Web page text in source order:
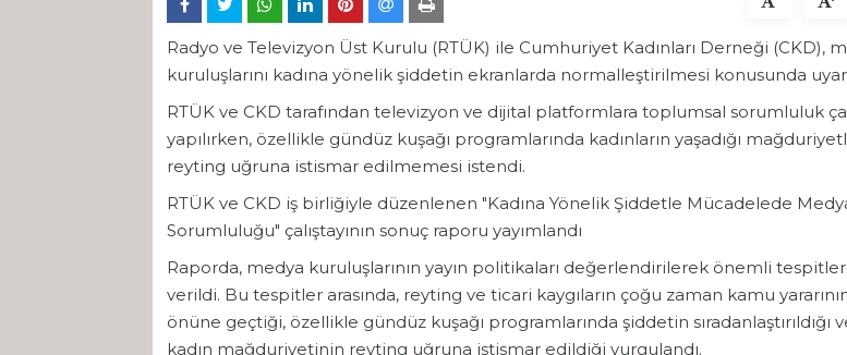
Radyo ve Televizyon Üst Kurulu (RTÜK) ile Cumhuriyet Kadınları Derneği (CKD),
kuruluşlarını kadına yönelik şiddetin ekranlarda normalleştirilmesi konusunda
RTÜK ve CKD tarafından televizyon ve dijital platformlara toplumsal sorumluluk
yapılırken, özellikle gündüz kuşağı programlarında kadınların yaşadığı
reyting uğruna istismar edilmemesi istendi.
RTÜK ve CKD iş birliğiyle düzenlenen "Kadına Yönelik Şiddetle Mücadelede
Sorumluluğu" çalıştayının sonuç raporu yayımlandı
Raporda, medya kuruluşlarının yayın politikaları değerlendirilerek önemli
verildi. Bu tespitler arasında, reyting ve ticari kaygıların çoğu zaman kamu
önüne geçtiği, özellikle gündüz kuşağı programlarında şiddetin sıradanlaştırıldığı
kadın mağduriyetinin reyting uğruna istismar edildiği vurgulandı.